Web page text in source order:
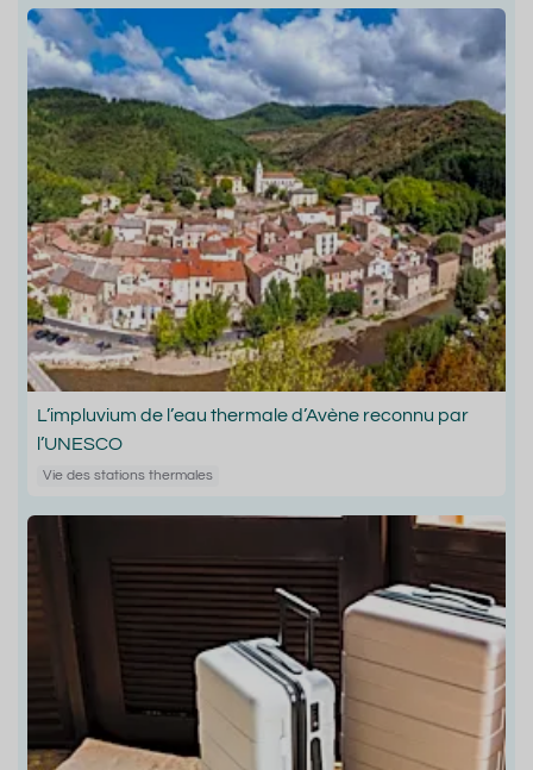
L’impluvium de l’eau thermale d’Avène reconnu par
l’UNESCO
Vie des stations thermales